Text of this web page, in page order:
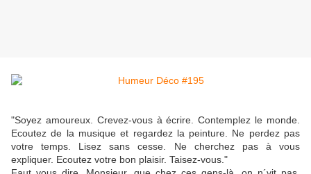
"Soyez amoureux. Crevez-vous à écrire. Contemplez le monde.
Ecoutez de la musique et regardez la peinture. Ne perdez pas
votre temps. Lisez sans cesse. Ne cherchez pas à vous
expliquer. Ecoutez votre bon plaisir. Taisez-vous."